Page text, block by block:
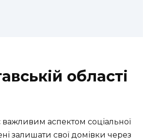
області
аспектом соціальної
залишати свої домівки через